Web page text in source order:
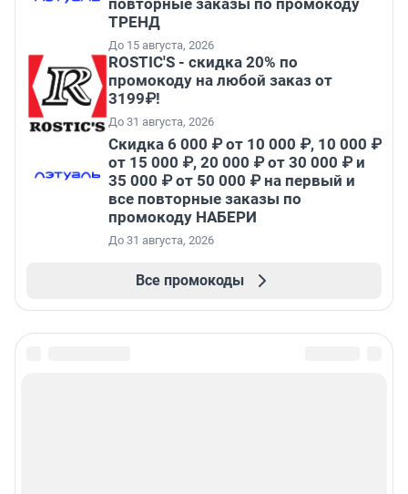
повторные заказы по промокоду
ТРЕНД
До 15 августа, 2026
ROSTIC'S - скидка 20% по
промокоду на любой заказ от
3199₽!
До 31 августа, 2026
Скидка 6 000 ₽ от 10 000 ₽, 10 000 ₽
от 15 000 ₽, 20 000 ₽ от 30 000 ₽ и
35 000 ₽ от 50 000 ₽ на первый и
все повторные заказы по
промокоду НАБЕРИ
До 31 августа, 2026
Все промокоды